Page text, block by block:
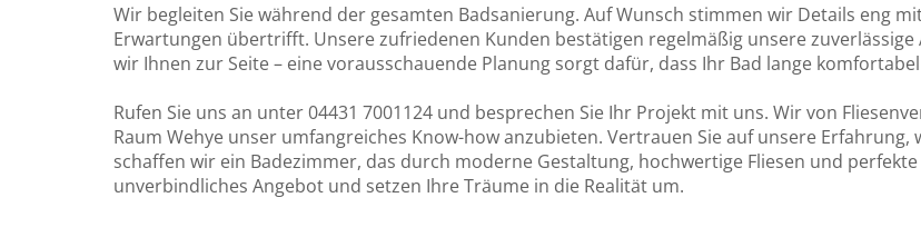
Wir begleiten Sie während der gesamten Badsanierung. Auf Wunsch stimmen wir Details eng
Erwartungen übertrifft. Unsere zufriedenen Kunden bestätigen regelmäßig unsere
wir Ihnen zur Seite – eine vorausschauende Planung sorgt dafür, dass Ihr Bad lange
Rufen Sie uns an unter 04431 7001124 und besprechen Sie Ihr Projekt mit uns. Wir von
Raum Wehye unser umfangreiches Know-how anzubieten. Vertrauen Sie auf unsere
schaffen wir ein Badezimmer, das durch moderne Gestaltung, hochwertige Fliesen und
unverbindliches Angebot und setzen Ihre Träume in die Realität um.